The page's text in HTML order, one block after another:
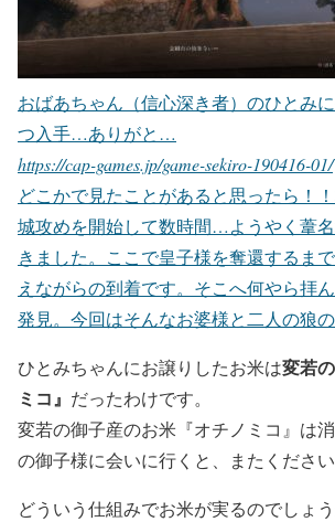
おばあちゃん（信心深き者）のひとみ
つ入手…ありがと…
https://cap-games.jp/game-sekiro-190416-01/
どこかで見たことがあると思ったら！
城攻めを開始して数時間…ようやく葦
きました。ここで皇子様を奪還するま
えながらの到着です。そこへ何やら拝
発見。今回はそんなお婆様と二人の狼
ひとみちゃんにお譲りしたお米は変若
ミコ』 だったわけです。
変若の御子産のお米『オチノミコ』は
の御子様に会いに行くと、またください
どういう仕組みでお米が実るのでしょう